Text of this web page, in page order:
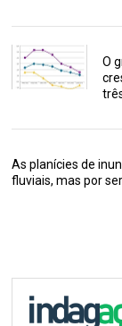
O
As planícies de
fluviais, mas por